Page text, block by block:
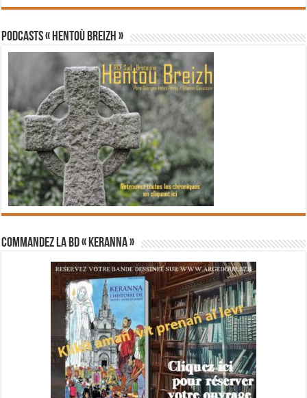
PODCASTS « Hentoù Breizh »
Commandez la BD « Keranna »